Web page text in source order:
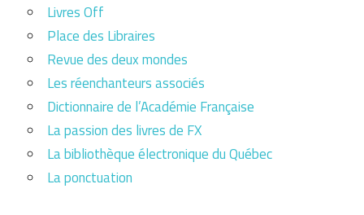
Livres Off
Place des Libraires
Revue des deux mondes
Les réenchanteurs associés
Dictionnaire de l’Académie Française
La passion des livres de FX
La bibliothèque électronique du Québec
La ponctuation